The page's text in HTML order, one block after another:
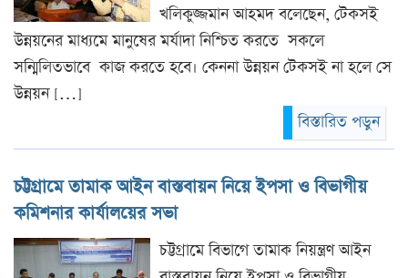
খলিকুজ্জমান আহমদ বলেছেন, টেকসই
উন্নয়নের মাধ্যমে মানুষের মর্যাদা নিশ্চিত করতে সকলে
সন্মিলিতভাবে কাজ করতে হবে। কেননা উন্নয়ন টেকসই না হলে সে
উন্নয়ন […]
বিস্তারিত পড়ুন
চট্টগ্রামে তামাক আইন বাস্তবায়ন নিয়ে ইপসা ও বিভাগীয়
কমিশনার কার্যালয়ের সভা
চট্টগ্রামে বিভাগে তামাক নিয়ন্ত্রণ আইন